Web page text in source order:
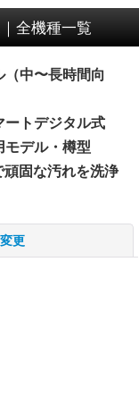
全機種一覧
中〜長時間向
ートデジタル式
モデル・樽型
固な汚れを洗浄
更